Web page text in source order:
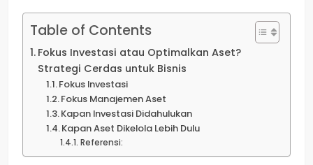
Table of Contents
Fokus Investasi atau Optimalkan Aset?
Strategi Cerdas untuk Bisnis
Fokus Investasi
Fokus Manajemen Aset
Kapan Investasi Didahulukan
Kapan Aset Dikelola Lebih Dulu
Referensi: